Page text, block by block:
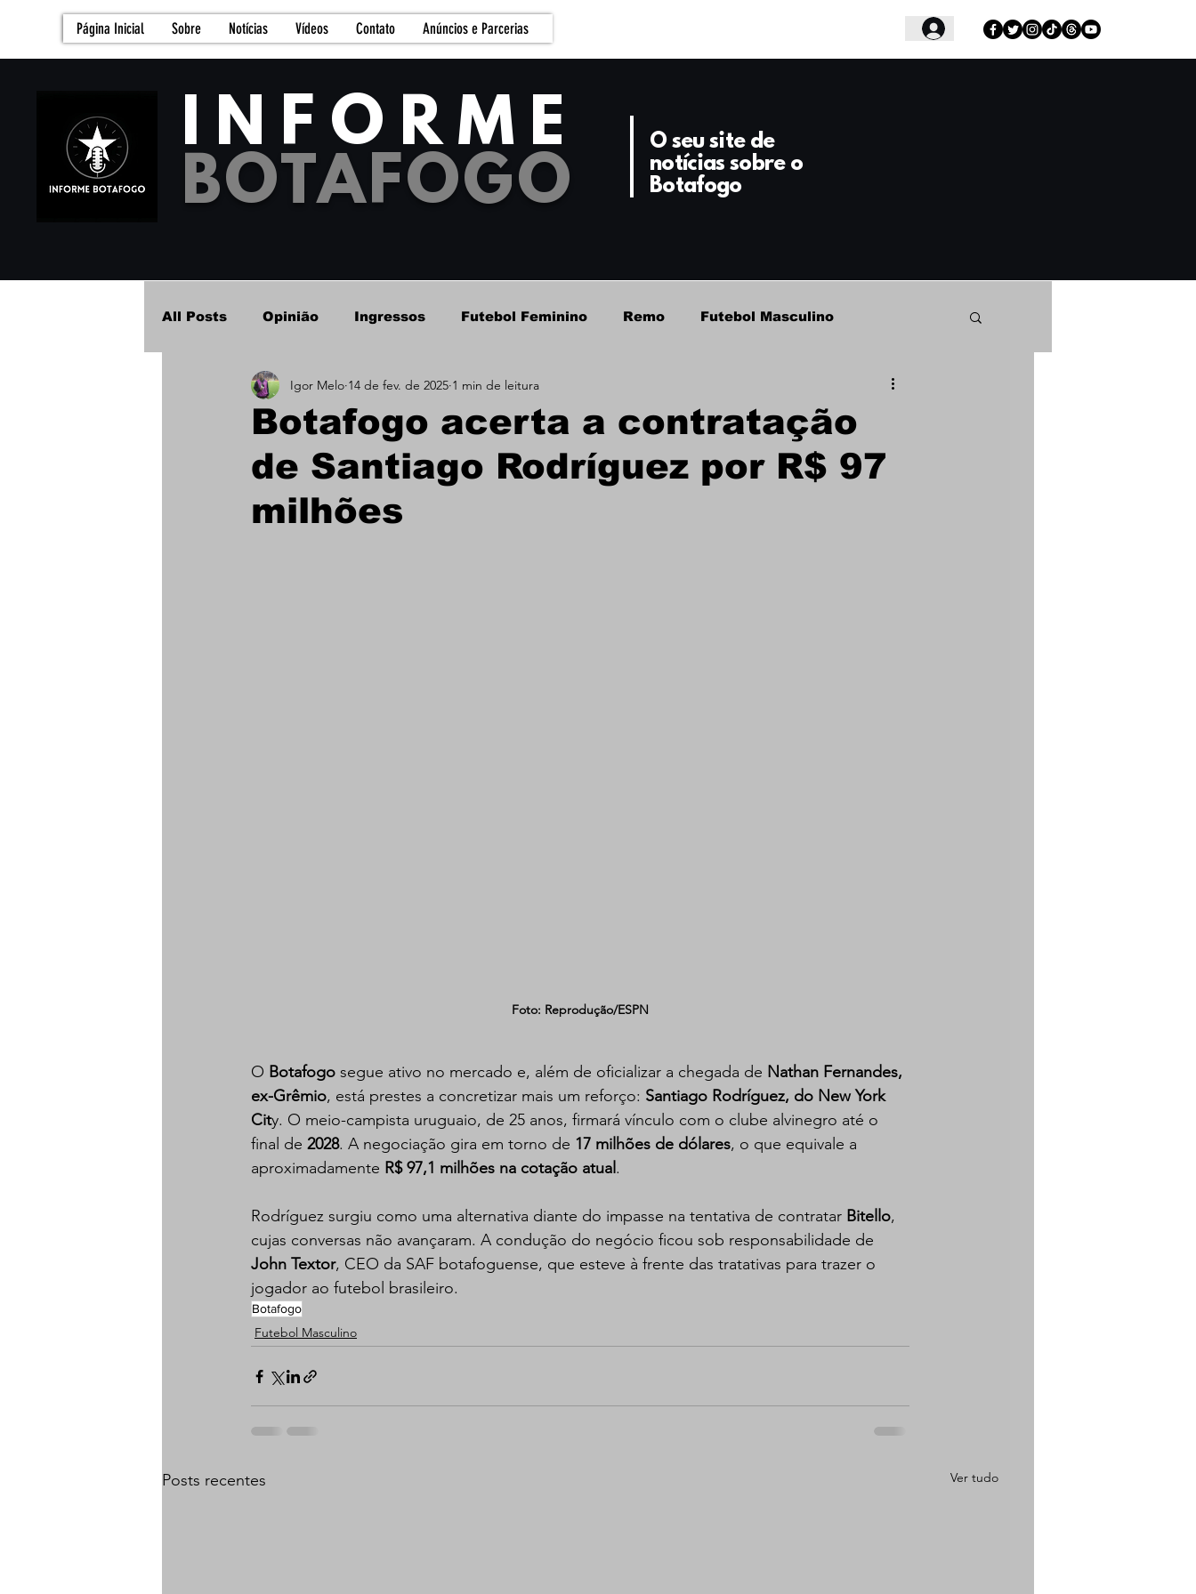
Página Inicial Sobre Notícias Vídeos Contato Anúncios e Parcerias Login
INFORME
BOTAFOGO
O seu site de
notícias sobre o
Botafogo
All Posts Opinião Ingressos Futebol Feminino Remo Futebol Masculino
Futebol Feminino - Base Futebol Masculino - Base Botafogo Samba Clube
Futebol Feminino
Botafogo acerta a contratação
de Santiago Rodríguez por R$ 97
milhões
Igor Melo 14 de fev. de 2025 1 min de leitura
Foto: Reprodução/ESPN
O Botafogo segue ativo no mercado e, além de oficializar a chegada de Nathan Fernandes,
ex-Grêmio, está prestes a concretizar mais um reforço: Santiago Rodríguez, do New York
City. O meio-campista uruguaio, de 25 anos, firmará vínculo com o clube alvinegro até o
final de 2028. A negociação gira em torno de 17 milhões de dólares, o que equivale a
aproximadamente R$ 97,1 milhões na cotação atual .
Rodríguez surgiu como uma alternativa diante do impasse na tentativa de contratar Bitello,
cujas conversas não avançaram. A condução do negócio ficou sob responsabilidade de
John Textor, CEO da SAF botafoguense, que esteve à frente das tratativas para trazer o
jogador ao futebol brasileiro.
Botafogo
Futebol Masculino
Posts recentes Ver tudo